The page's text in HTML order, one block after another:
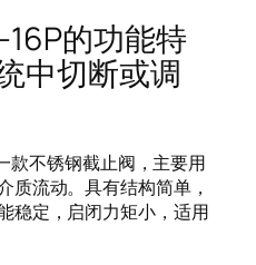
16P的功能特
中切断或调
不锈钢截止阀，主要用
质流动。具有结构简单，
稳定，启闭力矩小，适用